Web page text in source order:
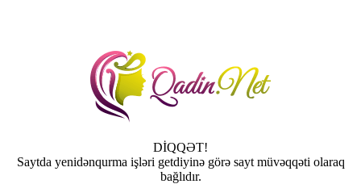
DİQQƏT!
Saytda yenidənqurma işləri getdiyinə görə sayt müvəqqəti olaraq
bağlıdır.